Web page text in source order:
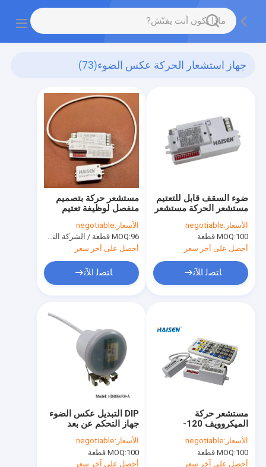
جهاز استشعار الحركة عكس الضوء(73)
مستشعر حركة بتصميم
منفصل لوظيفة تعتيم
الضوء الخطي
الأسعار:negotiable
MOQ:96 قطعة / الشركة التونسية للملاحة
أحصل على آخر سعر
ﺎﺘﺼﻟ ﺍﻶﻧ
ضوء السقف قابل للتعتيم
مستشعر الحركة مستشعر
درجة
الأسعار:negotiable
MOQ:100 قطعة
أحصل على آخر سعر
ﺎﺘﺼﻟ ﺍﻶﻧ
DIP التبديل عكس الضوء
جهاز التحكم عن بعد
استشعار الحركة لضوء
خليج عالية
الأسعار:negotiable
MOQ:100 قطعة
أحصل على آخر سعر
مستشعر حركة
الميكروويف 120-
جيجا هرتز للضوء ثلاثي
السقف
الأسعار:negotiable
MOQ:100 قطعة
أحصل على آخر سعر